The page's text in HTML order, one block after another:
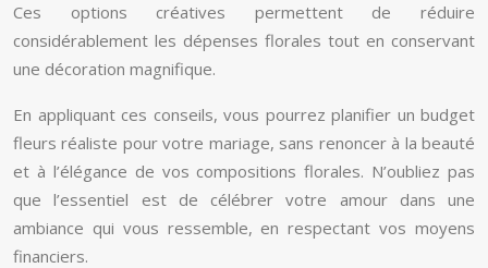
Ces options créatives permettent de réduire
considérablement les dépenses florales tout en conservant
une décoration magnifique.
En appliquant ces conseils, vous pourrez planifier un budget
fleurs réaliste pour votre mariage, sans renoncer à la beauté
et à l’élégance de vos compositions florales. N’oubliez pas
que l’essentiel est de célébrer votre amour dans une
ambiance qui vous ressemble, en respectant vos moyens
financiers.